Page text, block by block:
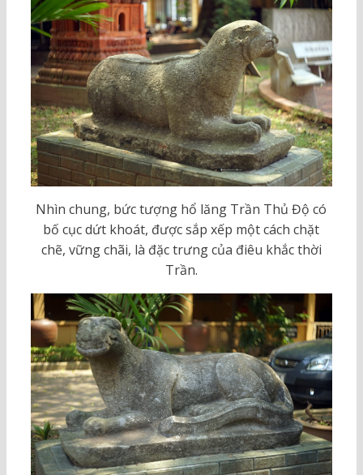
Nhìn chung, bức tượng hổ lăng Trần Thủ Độ có
bố cục dứt khoát, được sắp xếp một cách chặt
chẽ, vững chãi, là đặc trưng của điêu khắc thời
Trần.